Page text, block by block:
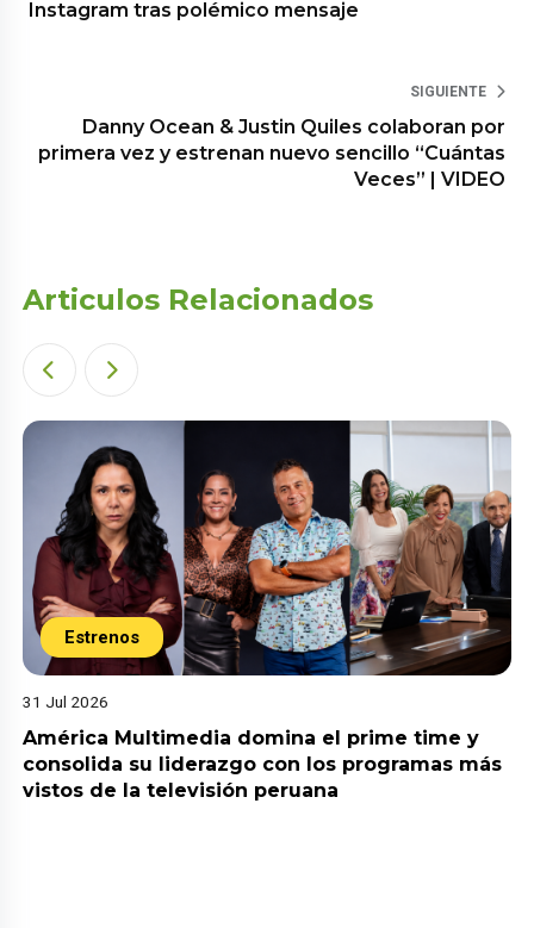
Instagram tras polémico mensaje
SIGUIENTE
Danny Ocean & Justin Quiles colaboran por
primera vez y estrenan nuevo sencillo “Cuántas
Veces” | VIDEO
Articulos Relacionados
Estrenos
31 Jul 2026
América Multimedia domina el prime time y
consolida su liderazgo con los programas más
vistos de la televisión peruana